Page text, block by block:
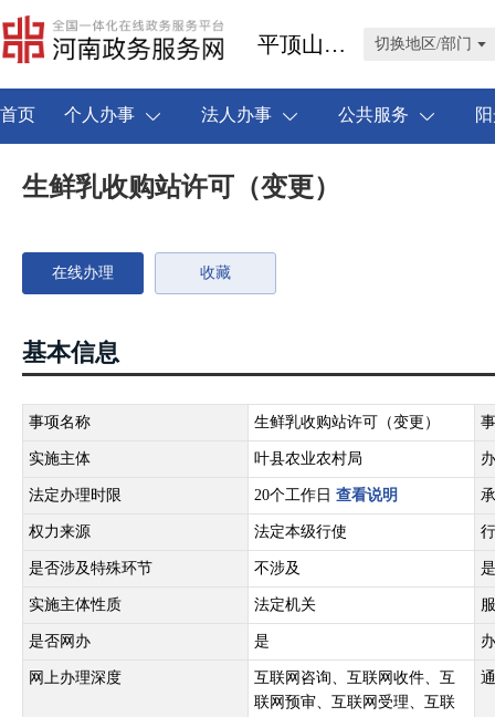
平顶山市叶县 切换地区/部门
首页 个人办事 法人办事 公共服务
生鲜乳收购站许可（变更）
在线办理 收藏
基本信息
事项名称 生鲜乳收购站许可（变更）
实施主体 叶县农业农村局
法定办理时限 20个工作日 查看说明
权力来源 法定本级行使
是否涉及特殊环节 不涉及
实施主体性质 法定机关
是否网办 是
网上办理深度
互联网咨询、互联网收件、互
联网预审、互联网受理、互联